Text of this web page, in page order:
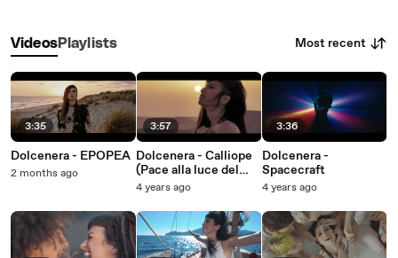
VideosPlaylists Most recent
3:35
Dolcenera - EPOPEA
2 months ago
3:57
Dolcenera - Calliope
(Pace alla luce del
sole)
4 years ago
3:36
Dolcenera -
Spacecraft
4 years ago